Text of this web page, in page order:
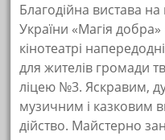
Благодійна вистава
України «Магія
кінотеатрі
для жителів громади
ліцею №3. Яскравим,
музичним і казковим
дійство. Майстерно